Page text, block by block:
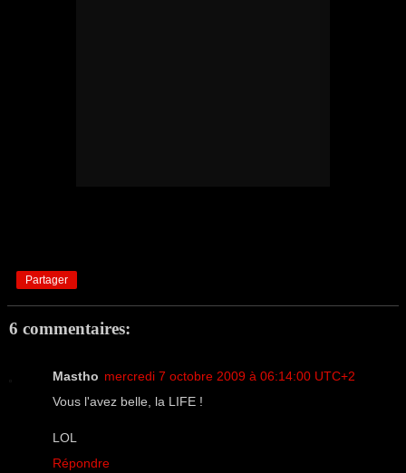
Partager
6 commentaires:
Mastho mercredi 7 octobre 2009 à 06:14:00 UTC+2
Vous l'avez belle, la LIFE !
LOL
Répondre